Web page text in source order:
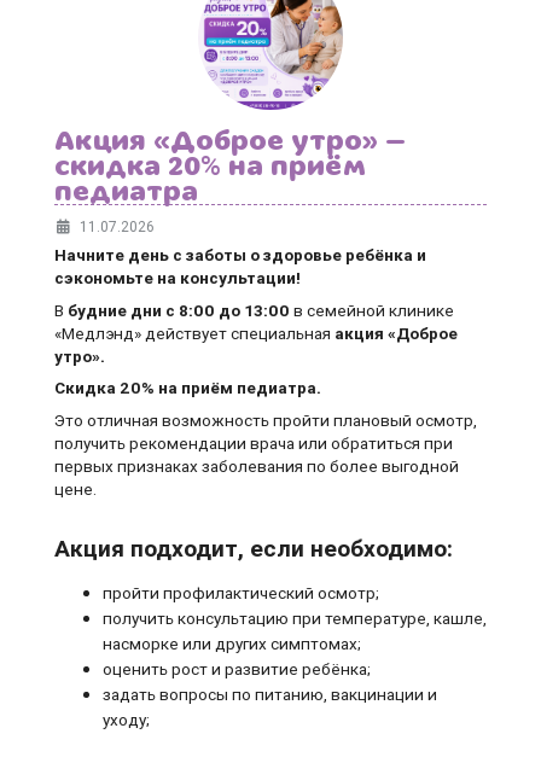
Акция «Доброе утро» —
скидка 20% на приём
педиатра
11.07.2026
Начните день с заботы о здоровье ребёнка и
сэкономьте на консультации!
В будние дни с 8:00 до 13:00 в семейной клинике
«Медлэнд» действует специальная акция «Доброе
утро».
Скидка 20% на приём педиатра.
Это отличная возможность пройти плановый осмотр,
получить рекомендации врача или обратиться при
первых признаках заболевания по более выгодной
цене.
Акция подходит, если необходимо:
пройти профилактический осмотр;
получить консультацию при температуре, кашле,
насморке или других симптомах;
оценить рост и развитие ребёнка;
задать вопросы по питанию, вакцинации и
уходу;